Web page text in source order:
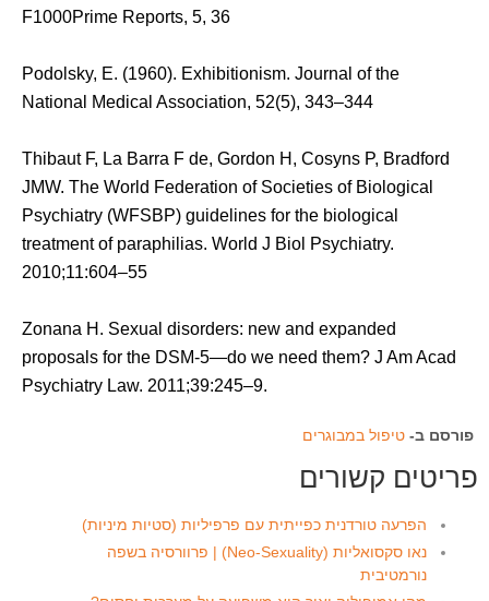
F1000Prime Reports, 5, 36
Podolsky, E. (1960). Exhibitionism. Journal of the
National Medical Association, 52(5), 343–344
Thibaut F, La Barra F de, Gordon H, Cosyns P, Bradford
JMW. The World Federation of Societies of Biological
Psychiatry (WFSBP) guidelines for the biological
treatment of paraphilias. World J Biol Psychiatry.
2010;11:604–55
Zonana H. Sexual disorders: new and expanded
proposals for the DSM-5—do we need them? J Am Acad
Psychiatry Law. 2011;39:245–9.
פורסם ב- טיפול במבוגרים
פריטים קשורים
הפרעה טורדנית כפייתית עם פרפיליות (סטיות מיניות)
נאו סקסואליות (Neo-Sexuality) | פרוורסיה בשפה
נורמטיבית